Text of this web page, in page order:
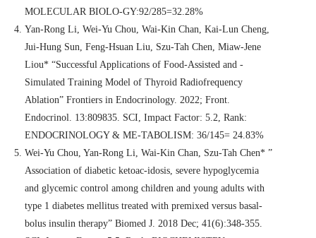
MOLECULAR BIOLO-GY:92/285=32.28%
Yan-Rong Li, Wei-Yu Chou, Wai-Kin Chan, Kai-Lun Cheng,
Jui-Hung Sun, Feng-Hsuan Liu, Szu-Tah Chen, Miaw-Jene
Liou* “Successful Applications of Food-Assisted and -
Simulated Training Model of Thyroid Radiofrequency
Ablation” Frontiers in Endocrinology. 2022; Front.
Endocrinol. 13:809835. SCI, Impact Factor: 5.2, Rank:
ENDOCRINOLOGY & ME-TABOLISM: 36/145= 24.83%
Wei-Yu Chou, Yan-Rong Li, Wai-Kin Chan, Szu-Tah Chen* ”
Association of diabetic ketoac-idosis, severe hypoglycemia
and glycemic control among children and young adults with
type 1 diabetes mellitus treated with premixed versus basal-
bolus insulin therapy” Biomed J. 2018 Dec; 41(6):348-355.